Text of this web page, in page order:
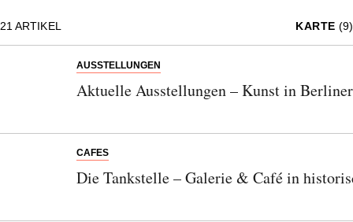
Darin finden Sie die schönsten Präsentationen der
21 ARTIKEL KARTE (9)
AUSSTELLUNGEN
Aktuelle Ausstellungen – Kunst in
CAFES
Die Tankstelle – Galerie & Café in